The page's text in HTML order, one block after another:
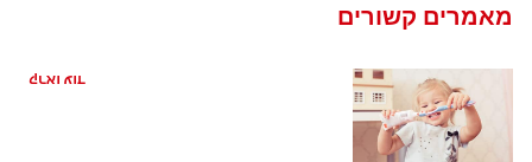
מאמרים קשורים
קראו עוד